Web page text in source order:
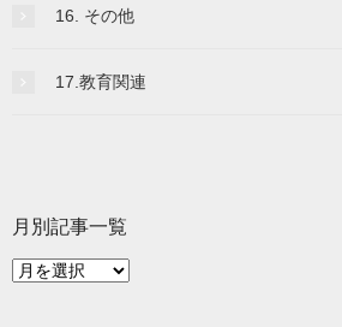
16. その他
17.教育関連
月別記事一覧
月